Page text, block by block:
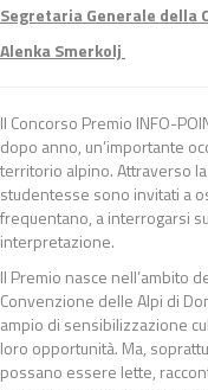
Segretaria Generale della
Alenka Smerkolj
Il Concorso Premio INFO-
dopo anno, un’importante
territorio alpino. Attraverso
studentesse sono invitati a
frequentano, a interrogarsi
interpretazione.
Il Premio nasce nell’ambito
Convenzione delle Alpi di
ampio di sensibilizzazione
loro opportunità. Ma,
possano essere lette,